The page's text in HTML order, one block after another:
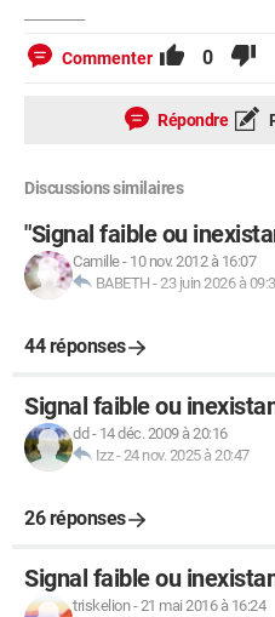
Commenter 0
Répondre
Discussions similaires
"Signal faible ou
Camille- 10 nov. 2012 à 16:07
BABETH -23 juin 2026 à
44 réponses
Signal faible ou
dd - 14 déc. 2009 à 20:16
Izz-24 nov. 2025 à 20:47
26 réponses
Signal faible ou
triskelion-21 mai 2016 à 16:24